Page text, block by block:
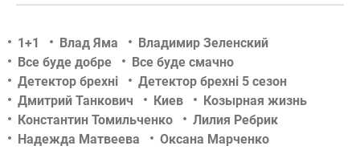
1+1 Влад Яма
Владимир Зеленский
Все буде добре
Все буде смачно
Детектор брехні
Детектор брехні 5 сезон
Дмитрий Танкович
Киев
Козырная жизнь
Константин Томильченко
Лилия Ребрик
Надежда Матвеева
Оксана Марченко